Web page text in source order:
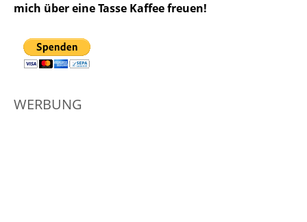
mich über eine Tasse Kaffee freuen!
WERBUNG